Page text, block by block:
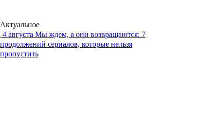
Актуальное
4 августа Мы ждем, а они возвращаются: 7
продолжений сериалов, которые нельзя
пропустить